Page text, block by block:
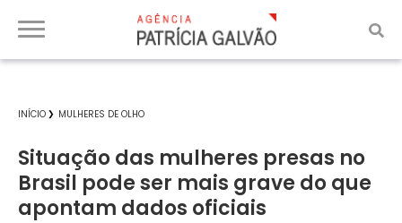
INÍCIO MULHERES DE OLHO
Situação das mulheres presas no
Brasil pode ser mais grave do que
apontam dados oficiais